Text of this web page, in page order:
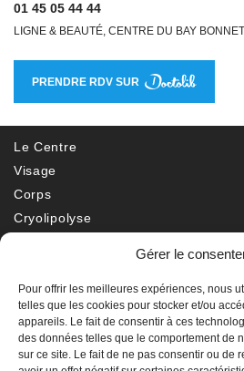
Gérer le
Pour offrir les meilleures expériences, nous
telles que les cookies pour stocker et/ou
appareils. Le fait de consentir à ces
des données telles que le comportement de
sur ce site. Le fait de ne pas consentir ou de
01 45 05 44 44
LIGNE & BEAUTÉ, CENTRE DU BAY
PRENDRE RDV SUR
Le Centre
Visage
Corps
Cryolipolyse
Autres
Avant/Après
Tarifs